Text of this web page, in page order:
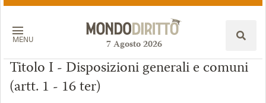
MENU 7Agosto2026
Titolo I - Disposizioni generali e comuni
(artt. 1 - 16 ter)